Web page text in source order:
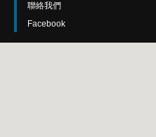
聯絡我們
Facebook